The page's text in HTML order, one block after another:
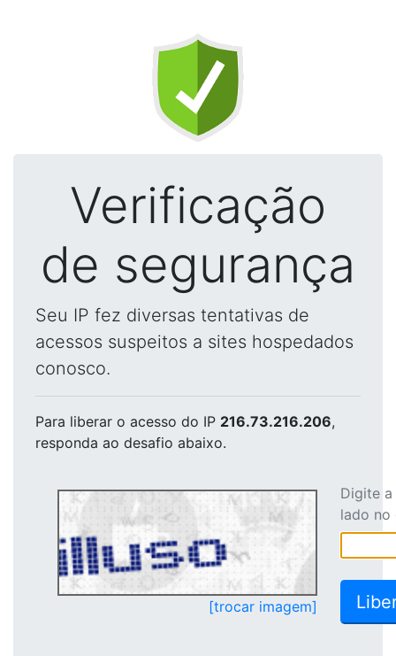
Verificação
de segurança
Seu IP fez diversas tentativas de
acessos suspeitos a sites hospedados
conosco.
Para liberar o acesso do IP 216.73.216.206,
responda ao desafio abaixo.
[trocar imagem]
Digite
lado no